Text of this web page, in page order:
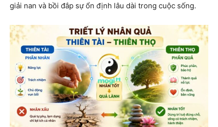
giải nan và bồi đắp sự ổn định lâu dài trong cuộc sống.